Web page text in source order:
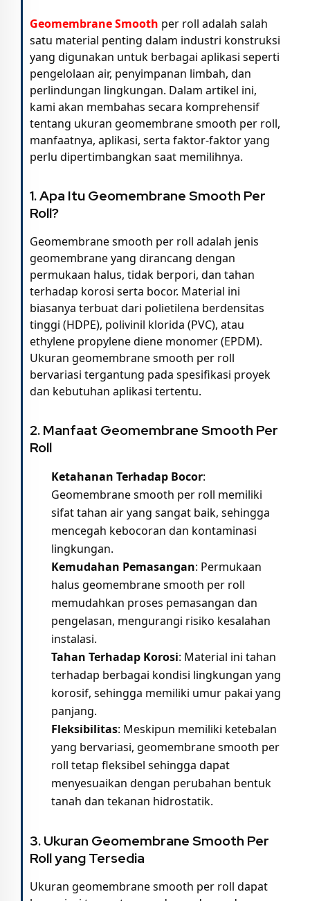
Geomembrane Smooth per roll adalah salah
satu material penting dalam industri konstruksi
yang digunakan untuk berbagai aplikasi seperti
pengelolaan air, penyimpanan limbah, dan
perlindungan lingkungan. Dalam artikel ini,
kami akan membahas secara komprehensif
tentang ukuran geomembrane smooth per roll,
manfaatnya, aplikasi, serta faktor-faktor yang
perlu dipertimbangkan saat memilihnya.
1. Apa Itu Geomembrane Smooth Per
Roll?
Geomembrane smooth per roll adalah jenis
geomembrane yang dirancang dengan
permukaan halus, tidak berpori, dan tahan
terhadap korosi serta bocor. Material ini
biasanya terbuat dari polietilena berdensitas
tinggi (HDPE), polivinil klorida (PVC), atau
ethylene propylene diene monomer (EPDM).
Ukuran geomembrane smooth per roll
bervariasi tergantung pada spesifikasi proyek
dan kebutuhan aplikasi tertentu.
2. Manfaat Geomembrane Smooth Per
Roll
Ketahanan Terhadap Bocor:
Geomembrane smooth per roll memiliki
sifat tahan air yang sangat baik, sehingga
mencegah kebocoran dan kontaminasi
lingkungan.
Kemudahan Pemasangan: Permukaan
halus geomembrane smooth per roll
memudahkan proses pemasangan dan
pengelasan, mengurangi risiko kesalahan
instalasi.
Tahan Terhadap Korosi: Material ini tahan
terhadap berbagai kondisi lingkungan yang
korosif, sehingga memiliki umur pakai yang
panjang.
Fleksibilitas: Meskipun memiliki ketebalan
yang bervariasi, geomembrane smooth per
roll tetap fleksibel sehingga dapat
menyesuaikan dengan perubahan bentuk
tanah dan tekanan hidrostatik.
3. Ukuran Geomembrane Smooth Per
Roll yang Tersedia
Ukuran geomembrane smooth per roll dapat